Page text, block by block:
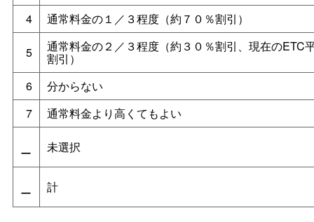
4
通常料金の１／３程度（約７０％割引）
5 通常料金の２／３程度（約３０％割引、現在のETC
割引）
6
分からない
7
通常料金より高くてもよい
ー 未選択
ー 計